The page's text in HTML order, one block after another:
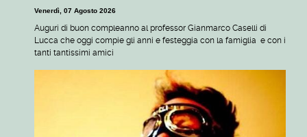
Venerdì, 07 Agosto 2026
Auguri di buon compleanno al professor Gianmarco Caselli di
Lucca che oggi compie gli anni e festeggia con la famiglia e con i
tanti tantissimi amici